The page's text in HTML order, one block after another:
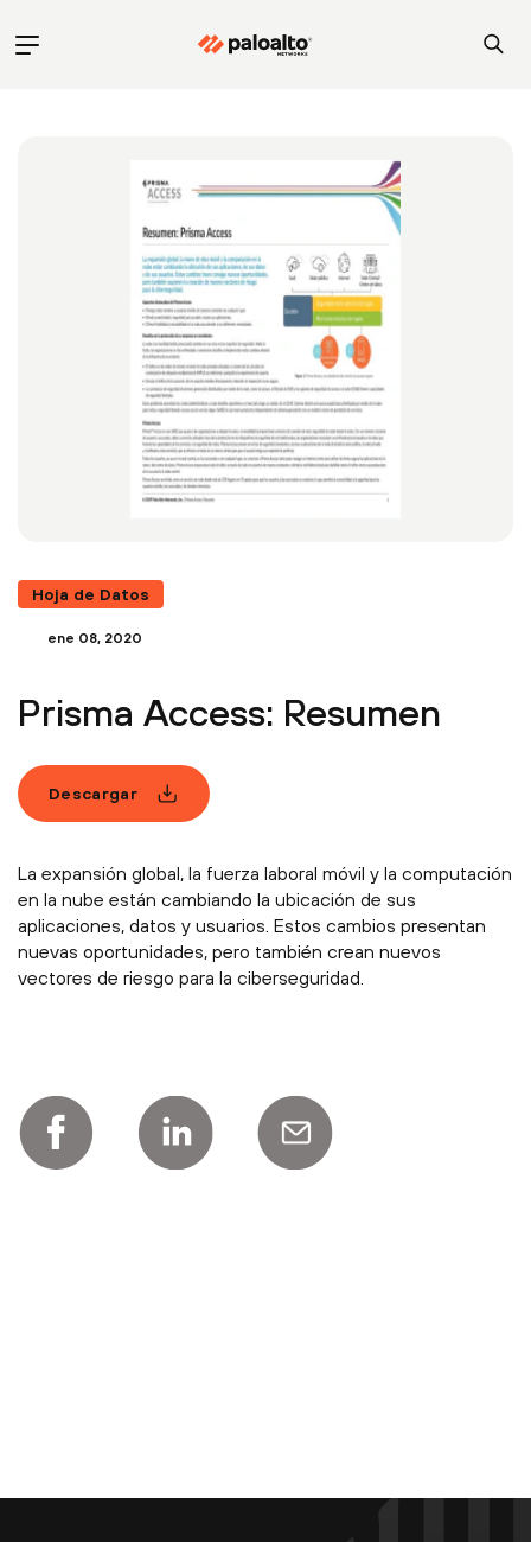
Hoja de Datos
ene 08, 2020
Prisma Access: Resumen
Descargar
La expansión global, la fuerza laboral móvil y la computación
en la nube están cambiando la ubicación de sus
aplicaciones, datos y usuarios. Estos cambios presentan
nuevas oportunidades, pero también crean nuevos
vectores de riesgo para la ciberseguridad.